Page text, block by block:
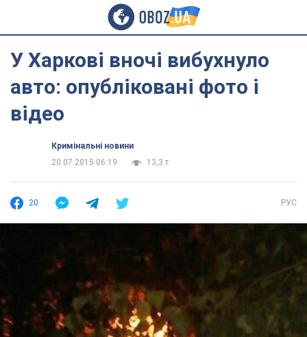
У Харкові вночі вибухнуло
авто: опубліковані фото і
відео
Кримінальні новини
20.07.2015 06:19
13,3 т.
20 РУС